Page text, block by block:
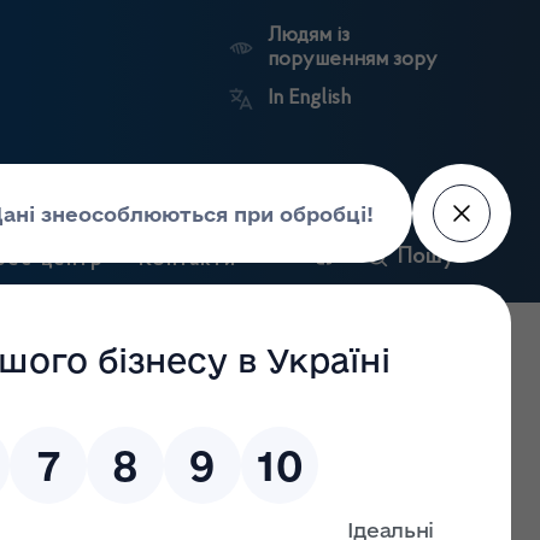
Людям із
порушенням зору
In English
центр Контакти Пошук
Ринковий
Державні
Антикорупційний
портал